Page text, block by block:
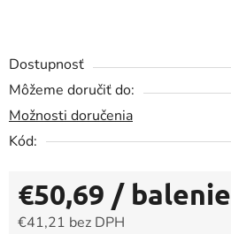
Dostupnosť
Môžeme doručiť do:
Možnosti doručenia
Kód:
€50,69 / balenie
€41,21 bez DPH